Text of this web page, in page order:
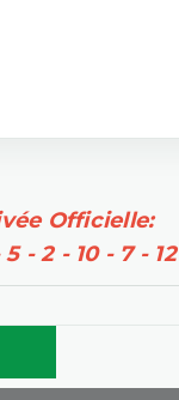
Officielle:
- 2 - 10 - 7 - 12